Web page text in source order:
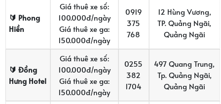
🔰 Phong
Hiền
Giá thuê xe số:
100.000đ/ngày
Giá thuê xe ga:
150.000đ/ngày
0919
375
768
12 Hùng Vương,
TP. Quảng Ngãi,
Quảng Ngãi
🔰 Đồng
Hưng Hotel
Giá thuê xe số:
100.000đ/ngày
Giá thuê xe ga:
150.000đ/ngày
0255
382
1704
497 Quang Trung,
Tp. Quảng Ngãi,
Quảng Ngãi